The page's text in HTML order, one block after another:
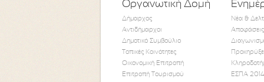
Οργανωτική Δομή
Δήμαρχος
Αντιδήμαρχοι
Δημοτικό Συμβούλιο
Τοπικές Κοινότητες
Οικονομική Επιτροπή
Επιτροπή Τουρισμού
Νέα &
ΕΣΠΑ